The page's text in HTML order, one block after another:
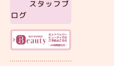
スタッフブ
ログ